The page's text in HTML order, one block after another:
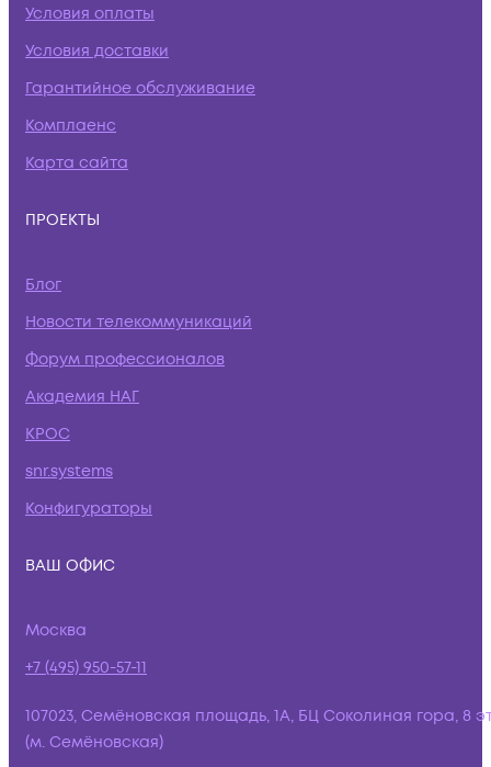
Условия оплаты
Условия доставки
Гарантийное обслуживание
Комплаенс
Карта сайта
ПРОЕКТЫ
Блог
Новости телекоммуникаций
Форум профессионалов
Академия НАГ
КРОС
snr.systems
Конфигураторы
ВАШ ОФИС
Москва
+7 (495) 950-57-11
107023, Семёновская площадь, 1А, БЦ Соколиная гора, 8
(м. Семёновская)